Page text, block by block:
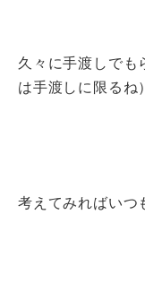
久々に手渡しでも
は手渡しに限るね）
考えてみればいつ